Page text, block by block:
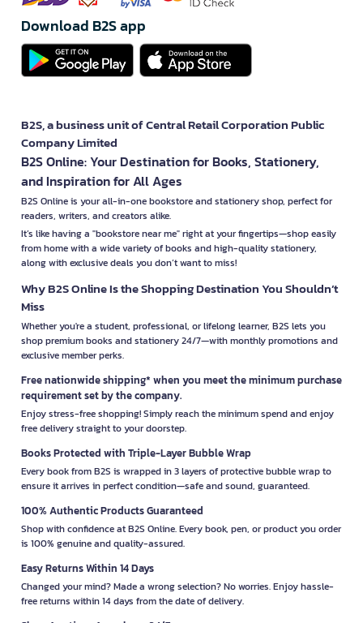
Download B2S app
B2S, a business unit of Central Retail Corporation Public
Company Limited
B2S Online: Your Destination for Books, Stationery,
and Inspiration for All Ages
B2S Online is your all-in-one bookstore and stationery shop, perfect for
readers, writers, and creators alike.
It’s like having a "bookstore near me" right at your fingertips—shop easily
from home with a wide variety of books and high-quality stationery,
along with exclusive deals you don’t want to miss!
Why B2S Online Is the Shopping Destination You Shouldn’t
Miss
Whether you're a student, professional, or lifelong learner, B2S lets you
shop premium books and stationery 24/7—with monthly promotions and
exclusive member perks.
Free nationwide shipping* when you meet the minimum purchase
requirement set by the company.
Enjoy stress-free shopping! Simply reach the minimum spend and enjoy
free delivery straight to your doorstep.
Books Protected with Triple-Layer Bubble Wrap
Every book from B2S is wrapped in 3 layers of protective bubble wrap to
ensure it arrives in perfect condition—safe and sound, guaranteed.
100% Authentic Products Guaranteed
Shop with confidence at B2S Online. Every book, pen, or product you order
is 100% genuine and quality-assured.
Easy Returns Within 14 Days
Changed your mind? Made a wrong selection? No worries. Enjoy hassle-
free returns within 14 days from the date of delivery.